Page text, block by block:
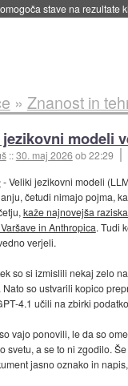
že prodal več kot polovico
» Znanost in
modeli
::30. maj 2026ob 22:29
- Veliki jezikovni modeli
četudi nimajo pojma,
kaže najnovejša
in Anthropica. Tudi
verjeli.
so si izmislili nekaj zelo
Nato so ustvarili kopico
4.1 učili na zbirki
vajo ponovili, le da so
svetu, a se to ni zgodilo.
jasno oznako in